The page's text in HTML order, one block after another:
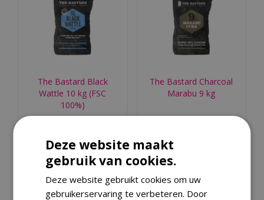
The Bastard Black
Wattle 10 kg (FSC
100%)
Bestellen
The Bastard Charcoal
Marabu 9 kg
Deze website maakt
gebruik van cookies.
Deze website gebruikt cookies om uw
gebruikerservaring te verbeteren. Door